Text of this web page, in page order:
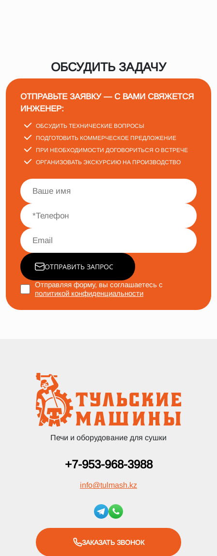
ОБСУДИТЬ ЗАДАЧУ
ОТПРАВЬТЕ ЗАЯВКУ — С ВАМИ СВЯЖЕТСЯ
ИНЖЕНЕР:
ОБСУДИТЬ ТЕХНИЧЕСКИЕ ВОПРОСЫ
ПОДГОТОВИТЬ КОММЕРЧЕСКОЕ ПРЕДЛОЖЕНИЕ
ПРИ НЕОБХОДИМОСТИ ДОГОВОРИТЬСЯ О ВСТРЕЧЕ
ОРГАНИЗОВАТЬ ЭКСКУРСИЮ НА ПРОИЗВОДСТВО
ОТПРАВИТЬ ЗАПРОС
Отправляя форму, вы соглашаетесь с
политикой конфиденциальности
Печи и оборудование для сушки
+7-953-968-3988
info@tulmash.kz
ЗАКАЗАТЬ ЗВОНОК